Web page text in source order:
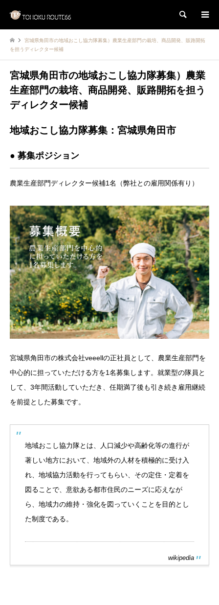
検索
宮城県角田市の地域おこし協力隊募集）農業生産部門の栽培、商品開発、販路開拓
を担うディレクター候補
宮城県角田市の地域おこし協力隊募集）農業
生産部門の栽培、商品開発、販路開拓を担う
ディレクター候補
地域おこし協力隊募集：宮城県角田市
● 募集ポジション
農業生産部門ディレクター候補1名（弊社との雇用関係有り）
宮城県角田市の株式会社veeellの正社員として、農業生産部門を
中心的に担っていただける方を1名募集します。就業型の隊員と
して、3年間活動していただき、任期満了後も引き続き雇用継続
を前提とした募集です。
地域おこし協力隊とは、人口減少や高齢化等の進行が
著しい地方において、地域外の人材を積極的に受け入
れ、地域協力活動を行ってもらい、その定住・定着を
図ることで、意欲ある都市住民のニーズに応えなが
ら、地域力の維持・強化を図っていくことを目的とし
た制度である。
wikipedia